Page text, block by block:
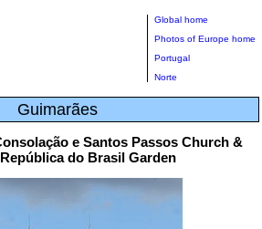
Global home
Photos of Europe home
Portugal
Norte
Guimarães
e Santos Passos Church &
do Brasil Garden